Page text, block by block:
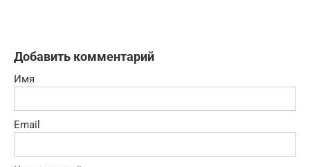
Добавить комментарий
Имя
Email